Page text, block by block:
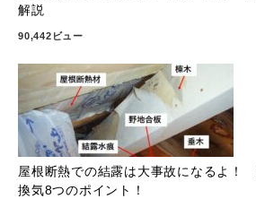
解説
90,442ビュー
屋根断熱での結露は大事故になるよ！
換気8つのポイント！